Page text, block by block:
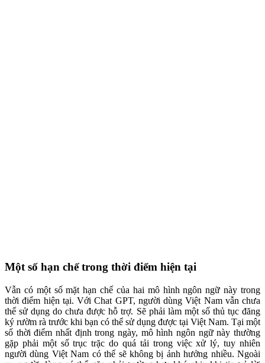
Một số hạn chế trong thời điểm hiện tại
Vẫn có một số mặt hạn chế của hai mô hình ngôn ngữ này trong
thời điểm hiện tại. Với Chat GPT, người dùng Việt Nam vẫn chưa
thể sử dụng do chưa được hỗ trợ. Sẽ phải làm một số thủ tục đăng
ký rườm rà trước khi bạn có thể sử dụng được tại Việt Nam. Tại một
số thời điểm nhất định trong ngày, mô hình ngôn ngữ này thường
gặp phải một số trục trặc do quá tải trong việc xử lý, tuy nhiên
người dùng Việt Nam có thể sẽ không bị ảnh hưởng nhiều. Ngoài